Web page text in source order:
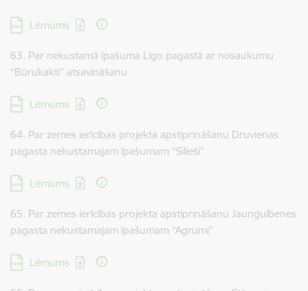
Lejupielādēt:
Lēmums
63. Par nekustamā īpašuma Līgo pagastā ar nosaukumu
“Būrukakti” atsavināšanu
Lejupielādēt:
Lēmums
64. Par zemes ierīcības projekta apstiprināšanu Druvienas
pagasta nekustamajam īpašumam “Silieši”
Lejupielādēt:
Lēmums
65. Par zemes ierīcības projekta apstiprināšanu Jaungulbenes
pagasta nekustamajam īpašumam “Agrumi”
Lejupielādēt:
Lēmums